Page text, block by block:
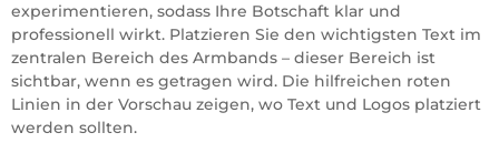
experimentieren, sodass Ihre Botschaft klar und
professionell wirkt. Platzieren Sie den wichtigsten Text im
zentralen Bereich des Armbands – dieser Bereich ist
sichtbar, wenn es getragen wird. Die hilfreichen roten
Linien in der Vorschau zeigen, wo Text und Logos platziert
werden sollten.